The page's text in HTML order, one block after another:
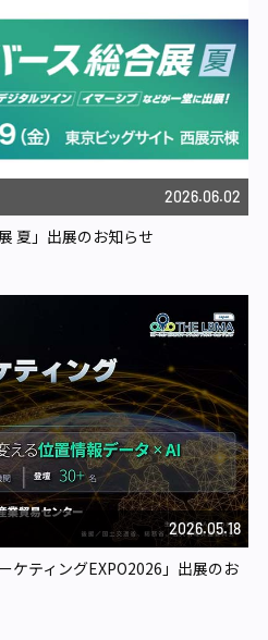
2026.06.02
夏」出展のお知らせ
2026.05.18
ケティングEXPO2026」出展のお